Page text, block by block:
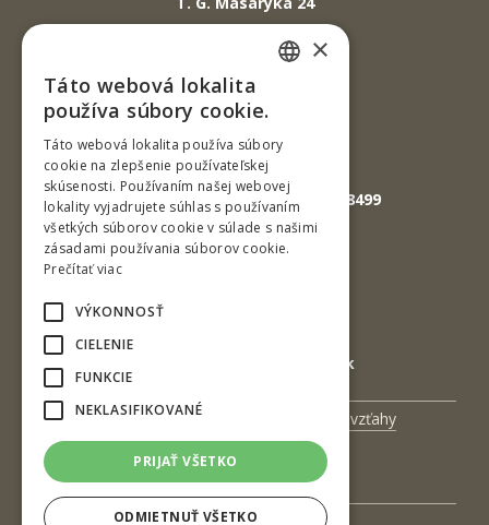
960 01 Zvolen
Slovenská republika
Tel.: +421-45-520 61 11
Fax: +421-45-533 00 27
E-mail: info@tuzvo.sk
GPS súradnice: 48.572024,19.118499
E-mail: podatelna@tuzvo.sk
Univerzitný magazín
Medzinárodné vzťahy
Veda a výskum
Zamestnanci
Kontakt
×
Táto webová lokalita
používa súbory cookie.
Táto webová lokalita používa súbory
cookie na zlepšenie používateľskej
skúsenosti. Používaním našej webovej
lokality vyjadrujete súhlas s používaním
všetkých súborov cookie v súlade s našimi
zásadami používania súborov cookie.
Prečítať viac
VÝKONNOSŤ
CIELENIE
FUNKCIE
NEKLASIFIKOVANÉ
PRIJAŤ VŠETKO
ODMIETNUŤ VŠETKO